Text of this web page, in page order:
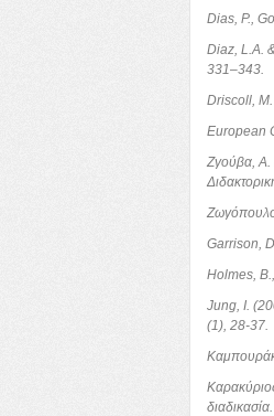
Dias, P.,
Diaz, L.A.
331–343.
Driscoll,
European
Ζγούβα, Α.
Garrison,
Holmes,
Jung, I.
(1), 28-37.